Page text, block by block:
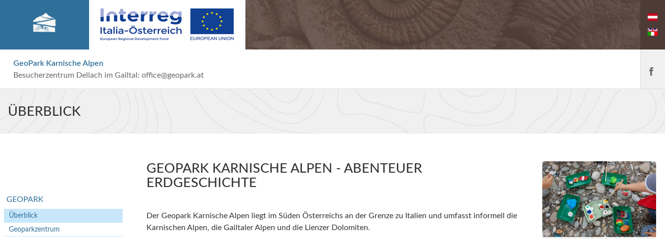
GeoPark Karnische Alpen
Besucherzentrum Dellach im Gailtal: office@geopark.at
ÜBERBLICK
GEOPARK
Überblick
Geoparkzentrum
GEOPARK KARNISCHE ALPEN - ABENTEUER
ERDGESCHICHTE
Der Geopark Karnische Alpen liegt im Süden Österreichs an der Grenze zu Italien und umfasst informell die
Karnischen Alpen, die Gailtaler Alpen und die Lienzer Dolomiten.